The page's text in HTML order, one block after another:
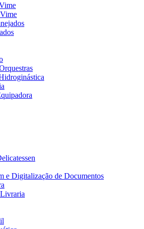
e Digitalização de Documentos